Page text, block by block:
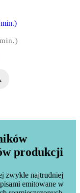
produkcji
zwykle najtrudniej
emitowane w